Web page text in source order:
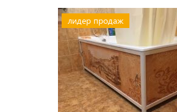
лидер продаж